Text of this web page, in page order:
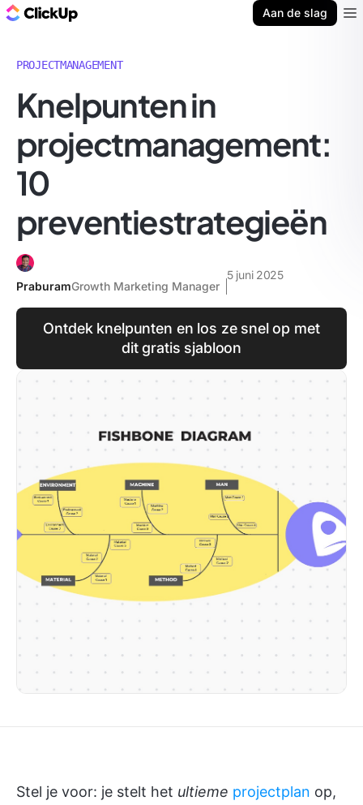
Aan de slag
PROJECTMANAGEMENT
Knelpunten in
projectmanagement:
10
preventiestrategieën
PraburamGrowth Marketing Manager
5 juni 2025
Ontdek knelpunten en los ze snel op met
dit gratis sjabloon
Stel je voor: je stelt het ultieme projectplan op,